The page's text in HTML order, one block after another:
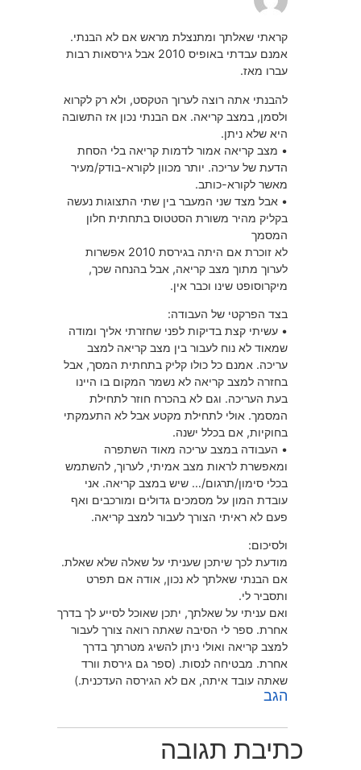
קראתי שאלתך ומתנצלת מראש אם לא הבנתי.
אמנם עבדתי באופיס 2010 אבל גירסאות רבות
עברו מאז.
להבנתי אתה רוצה לערוך הטקסט, ולא רק לקרוא
ולסמן, במצב קריאה. אם הבנתי נכון אז התשובה
היא שלא ניתן.
• מצב קריאה אמור לדמות קריאה בלי הסחת
הדעת של עריכה. יותר מכוון לקורא-בודק/מעיר
מאשר לקורא-כותב.
• אבל מצד שני המעבר בין שתי התצוגות נעשה
בקליק מהיר משורת הסטטוס בתחתית חלון
המסמך
לא זוכרת אם היתה בגירסת 2010 אפשרות
לערוך מתוך מצב קריאה, אבל בהנחה שכך,
מיקרוסופט שינו וכבר אין.
בצד הפרקטי של העבודה:
• עשיתי קצת בדיקות לפני שחזרתי אליך ומודה
שמאוד לא נוח לעבור בין מצב קריאה למצב
עריכה. אמנם כל כולו קליק בתחתית המסך, אבל
בחזרה למצב קריאה לא נשמר המקום בו היינו
בעת העריכה. וגם לא בהכרח חוזר לתחילת
המסמך. אולי לתחילת מקטע אבל לא התעמקתי
בחוקיות, אם בכלל ישנה.
• העבודה במצב עריכה מאוד השתפרה
ומאפשרת לראות מצב אמיתי, לערוך, להשתמש
בכלי סימון/תרגום/… שיש במצב קריאה. אני
עובדת המון על מסמכים גדולים ומורכבים ואף
פעם לא ראיתי הצורך לעבור למצב קריאה.
ולסיכום:
מודעת לכך שיתכן שעניתי על שאלה שלא שאלת.
אם הבנתי שאלתך לא נכון, אודה אם תפרט
ותסביר לי.
ואם עניתי על שאלתך, יתכן שאוכל לסייע לך בדרך
אחרת. ספר לי הסיבה שאתה רואה צורך לעבור
למצב קריאה ואולי ניתן להשיג מטרתך בדרך
אחרת. מבטיחה לנסות. (ספר גם גירסת וורד
שאתה עובד איתה, אם לא הגירסה העדכנית.)
הגב
כתיבת תגובה